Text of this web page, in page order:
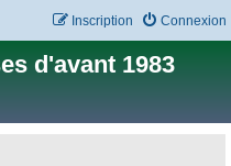
Connexion
Inscription
d'avant 1983